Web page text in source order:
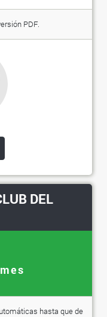
PDF.
DEL
hasta que de